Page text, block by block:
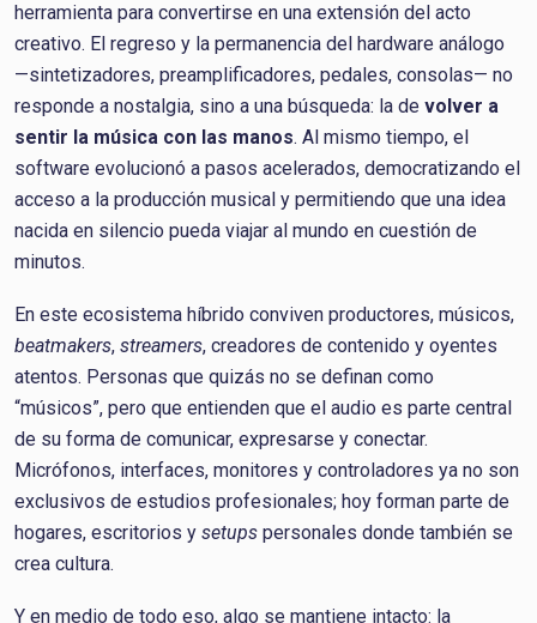
herramienta para convertirse en una extensión del acto
creativo. El regreso y la permanencia del hardware análogo
—sintetizadores, preamplificadores, pedales, consolas— no
responde a nostalgia, sino a una búsqueda: la de volver a
sentir la música con las manos. Al mismo tiempo, el
software evolucionó a pasos acelerados, democratizando el
acceso a la producción musical y permitiendo que una idea
nacida en silencio pueda viajar al mundo en cuestión de
minutos.
En este ecosistema híbrido conviven productores, músicos,
beatmakers, streamers, creadores de contenido y oyentes
atentos. Personas que quizás no se definan como
“músicos”, pero que entienden que el audio es parte central
de su forma de comunicar, expresarse y conectar.
Micrófonos, interfaces, monitores y controladores ya no son
exclusivos de estudios profesionales; hoy forman parte de
hogares, escritorios y setups personales donde también se
crea cultura.
Y en medio de todo eso, algo se mantiene intacto: la